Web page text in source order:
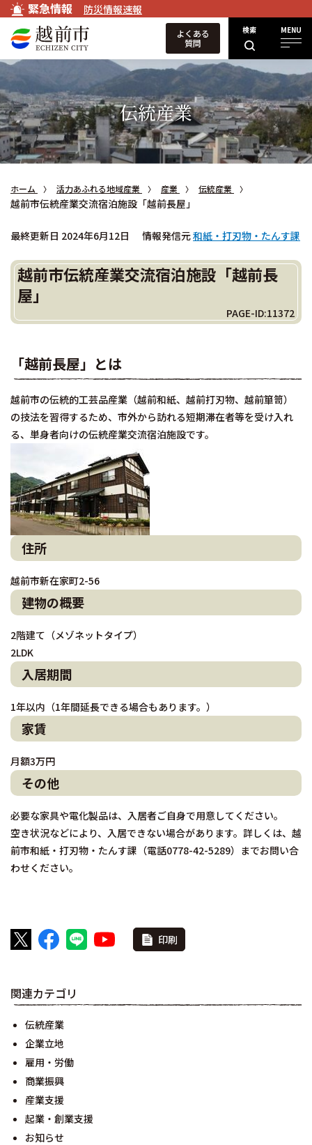
緊急情報 防災情報速報
検索 MENU
よくある
質問
伝統産業
ホーム 活力あふれる地域産業 産業 伝統産業
越前市伝統産業交流宿泊施設「越前長屋」
最終更新日 2024年6月12日 情報発信元和紙・打刃物・たんす課
越前市伝統産業交流宿泊施設「越前長
屋」
PAGE-ID:11372
「越前長屋」とは
越前市の伝統的工芸品産業（越前和紙、越前打刃物、越前箪笥）
の技法を習得するため、市外から訪れる短期滞在者等を受け入れ
る、単身者向けの伝統産業交流宿泊施設です。
住所
越前市新在家町2-56
建物の概要
2階建て（メゾネットタイプ）
2LDK
入居期間
1年以内（1年間延長できる場合もあります。）
家賃
月額3万円
その他
必要な家具や電化製品は、入居者ご自身で用意してください。
空き状況などにより、入居できない場合があります。詳しくは、越
前市和紙・打刃物・たんす課（電話0778-42-5289）までお問い合
わせください。
印刷
関連カテゴリ
伝統産業
企業立地
雇用・労働
商業振興
産業支援
起業・創業支援
お知らせ